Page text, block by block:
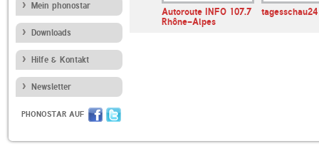
Mein phonostar
Downloads
Hilfe & Kontakt
Newsletter
PHONOSTAR AUF
Jazz
BBC World Service
News
Autoroute INFO 107.7
Rhône-Alpes
tagesschau24